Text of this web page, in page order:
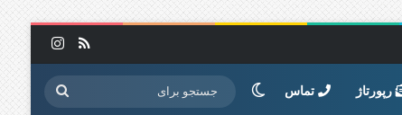
خوراک
رپورتاژ تماس تغییر پوسته جستجو